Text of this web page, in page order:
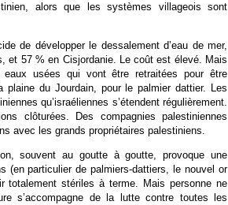
alors que les systèmes villageois sont
de développer le dessalement d’eau de mer,
et 57 % en Cisjordanie. Le coût est élevé. Mais
usées qui vont être retraitées pour être
plaine du Jourdain, pour le palmier dattier. Les
qu’israéliennes s’étendent régulièrement.
clôturées. Des compagnies palestiniennes
avec les grands propriétaires palestiniens.
souvent au goutte à goutte, provoque une
(en particulier de palmiers-dattiers, le nouvel or
totalement stériles à terme. Mais personne ne
s’accompagne de la lutte contre toutes les